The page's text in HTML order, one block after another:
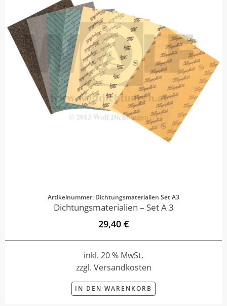
Artikelnummer: Dichtungsmaterialien Set A3
Dichtungsmaterialien – Set A 3
29,40 €
inkl. 20 % MwSt.
zzgl. Versandkosten
IN DEN WARENKORB